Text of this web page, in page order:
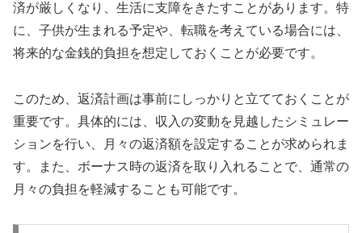
済が厳しくなり、生活に支障をきたすことがあります。特
に、子供が生まれる予定や、転職を考えている場合には、
将来的な金銭的負担を想定しておくことが必要です。
このため、返済計画は事前にしっかりと立てておくことが
重要です。具体的には、収入の変動を見越したシミュレー
ションを行い、月々の返済額を設定することが求められま
す。また、ボーナス時の返済を取り入れることで、通常の
月々の負担を軽減することも可能です。